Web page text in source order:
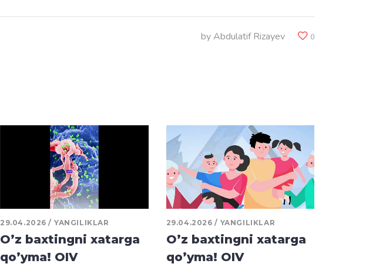
byAbdulatif Rizayev 0
29.04.2026 YANGILIKLAR
O’z baxtingni xatarga
qo’yma! OIV
29.04.2026 YANGILIKLAR
O’z baxtingni xatarga
qo’yma! OIV